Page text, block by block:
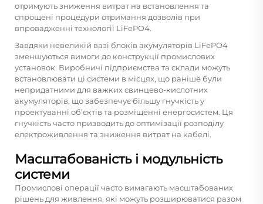
отримують зниження витрат на встановлення та
спрощені процедури отримання дозволів при
впровадженні технології LiFePO4.
Завдяки невеликій вазі блоків акумуляторів LiFePO4
зменшуються вимоги до конструкції промислових
установок. Виробничі підприємства та склади можуть
встановлювати ці системи в місцях, що раніше були
непридатними для важких свинцево-кислотних
акумуляторів, що забезпечує більшу гнучкість у
проектуванні об’єктів та розміщенні енергосистем. Ця
гнучкість часто призводить до оптимізації розподілу
електроживлення та зниження витрат на кабелі.
Масштабованість і модульність
системи
Промислові операції часто вимагають масштабованих
рішень для живлення, які можуть розширюватися разом